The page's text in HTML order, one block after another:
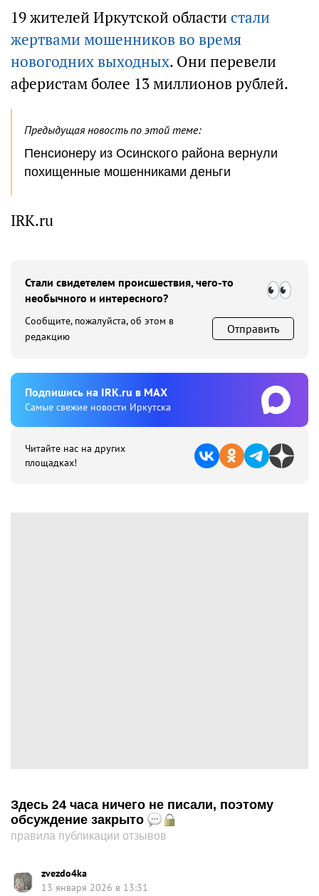
19 жителей Иркутской области стали
жертвами мошенников во время
новогодних выходных. Они перевели
аферистам более 13 миллионов рублей.
Предыдущая новость по этой теме:
Пенсионеру из Осинского района вернули
похищенные мошенниками деньги
IRK.ru
Стали свидетелем происшествия, чего-то
необычного и интересного?
Сообщите, пожалуйста, об этом в
редакцию
Отправить
Подпишиcь на IRK.ru в MAX
Cамые свежие новости Иркутска
Читайте нас на других
площадках!
Здесь 24 часа ничего не писали, поэтому
обсуждение закрыто
правила публикации отзывов
zvezdo4ka
13 января 2026 в 13:31